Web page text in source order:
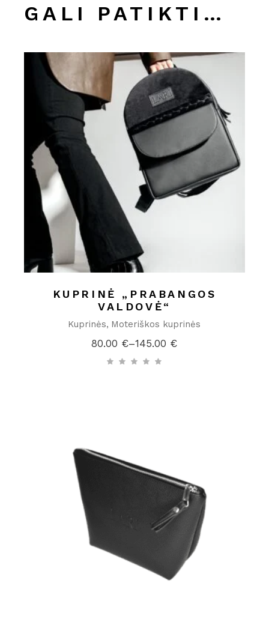
GALI PATIKTI…
KUPRINĖ „PRABANGOS
VALDOVĖ“
Kuprinės Moteriškos kuprinės
80.00 €–145.00 €
Price
range:
80.00 €